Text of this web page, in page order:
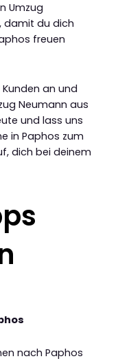
Umzug
damit du dich
freuen
an und
Neumann aus
und lass uns
in Paphos zum
dich bei deinem
nach Paphos